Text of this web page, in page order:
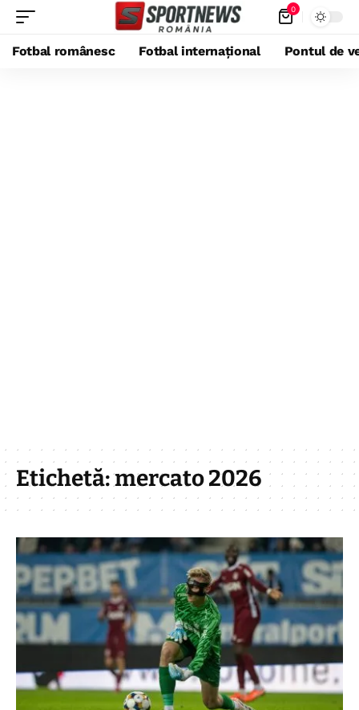
0
Fotbal românesc Fotbal internațional Pontul de
Etichetă:mercato 2026